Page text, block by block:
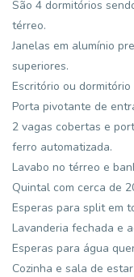
São 4 dormitórios
térreo.
Janelas em alumínio
superiores.
Escritório ou
Porta pivotante de
2 vagas cobertas e
ferro automatizada.
Lavabo no térreo e
Quintal com cerca de
Esperas para split em
Lavanderia fechada e
Esperas para água
Cozinha e sala de